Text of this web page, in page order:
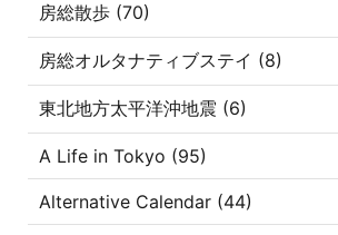
房総散歩 (70)
房総オルタナティブステイ (8)
東北地方太平洋沖地震 (6)
A Life in Tokyo (95)
Alternative Calendar (44)